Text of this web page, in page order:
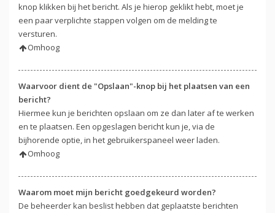
knop klikken bij het bericht. Als je hierop geklikt hebt, moet je
een paar verplichte stappen volgen om de melding te
versturen.
Omhoog
Waarvoor dient de "Opslaan"-knop bij het plaatsen van een
bericht?
Hiermee kun je berichten opslaan om ze dan later af te werken
en te plaatsen. Een opgeslagen bericht kun je, via de
bijhorende optie, in het gebruikerspaneel weer laden.
Omhoog
Waarom moet mijn bericht goedgekeurd worden?
De beheerder kan beslist hebben dat geplaatste berichten